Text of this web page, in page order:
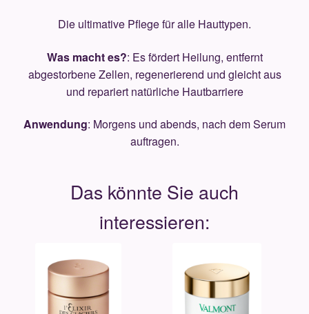
Die ultimative Pflege für alle Hauttypen.
Was macht es?: Es fördert Heilung, entfernt
abgestorbene Zellen, regenerierend und gleicht aus
und repariert natürliche Hautbarriere
Anwendung: Morgens und abends, nach dem Serum
auftragen.